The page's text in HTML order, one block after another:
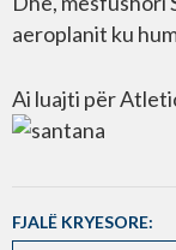
aeroplanit ku
Ai luajti për
FJALË KRYESORE: